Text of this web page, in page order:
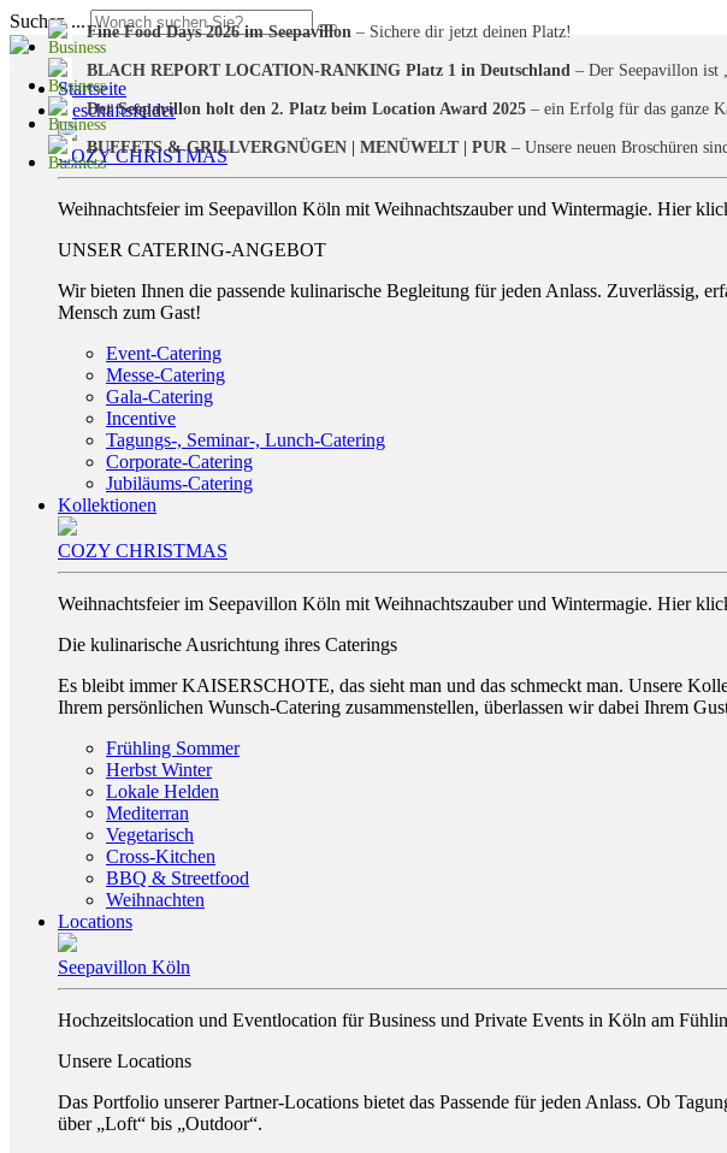
Fine Food Days 2026 im Seepavillon – Sichere dir jetzt deinen Platz!
BLACH REPORT LOCATION-RANKING Platz 1 in Deutschland – Der Seepavillon ist
Der Seepavillon holt den 2. Platz beim Location Award 2025 – ein Erfolg für das ganze
BUFFETS & GRILLVERGNÜGEN | MENÜWELT | PUR – Unsere neuen Broschüren
Suchen ...
Startseite
Geschäftsfelder
COZY CHRISTMAS
Weihnachtsfeier im Seepavillon Köln mit Weihnachtszauber und Wintermagie. Hier
UNSER CATERING-ANGEBOT
Wir bieten Ihnen die passende kulinarische Begleitung für jeden Anlass. Zuverlässig,
Mensch zum Gast!
Event-Catering
Messe-Catering
Gala-Catering
Incentive
Tagungs-, Seminar-, Lunch-Catering
Corporate-Catering
Jubiläums-Catering
Kollektionen
COZY CHRISTMAS
Weihnachtsfeier im Seepavillon Köln mit Weihnachtszauber und Wintermagie. Hier
Die kulinarische Ausrichtung ihres Caterings
Es bleibt immer KAISERSCHOTE, das sieht man und das schmeckt man. Unsere
Ihrem persönlichen Wunsch-Catering zusammenstellen, überlassen wir dabei Ihrem
Frühling Sommer
Herbst Winter
Lokale Helden
Mediterran
Vegetarisch
Cross-Kitchen
BBQ & Streetfood
Weihnachten
Locations
Seepavillon Köln
Hochzeitslocation und Eventlocation für Business und Private Events in Köln am
Unsere Locations
Das Portfolio unserer Partner-Locations bietet das Passende für jeden Anlass. Ob
über „Loft“ bis „Outdoor“.